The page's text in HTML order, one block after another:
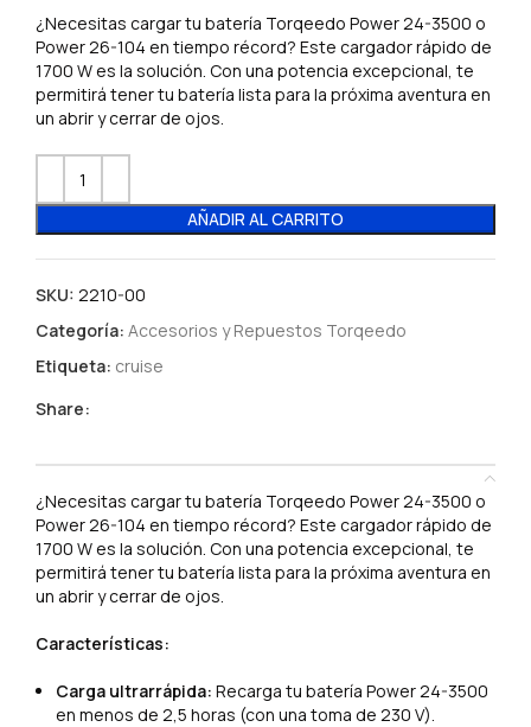
¿Necesitas cargar tu batería Torqeedo Power 24-3500 o
Power 26-104 en tiempo récord? Este cargador rápido de
1700 W es la solución. Con una potencia excepcional, te
permitirá tener tu batería lista para la próxima aventura en
un abrir y cerrar de ojos.
AÑADIR AL CARRITO
SKU: 2210-00
Categoría: Accesorios y Repuestos Torqeedo
Etiqueta: cruise
Share:
¿Necesitas cargar tu batería Torqeedo Power 24-3500 o
Power 26-104 en tiempo récord? Este cargador rápido de
1700 W es la solución. Con una potencia excepcional, te
permitirá tener tu batería lista para la próxima aventura en
un abrir y cerrar de ojos.
Características:
Carga ultrarrápida: Recarga tu batería Power 24-3500
en menos de 2,5 horas (con una toma de 230 V).